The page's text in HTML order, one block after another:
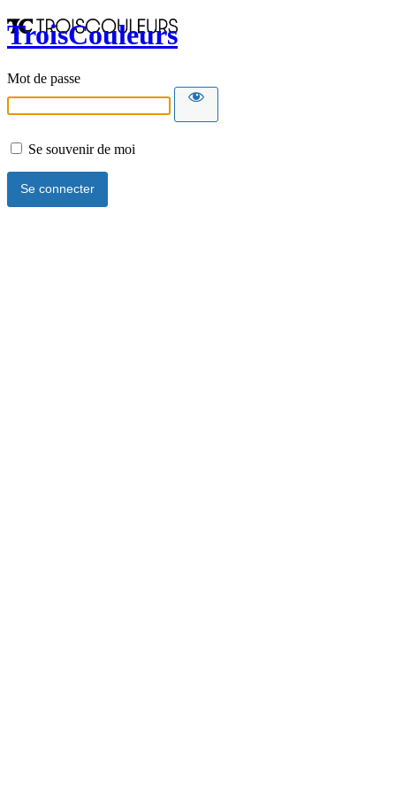
TroisCouleurs
Mot de passe
Se souvenir de moi